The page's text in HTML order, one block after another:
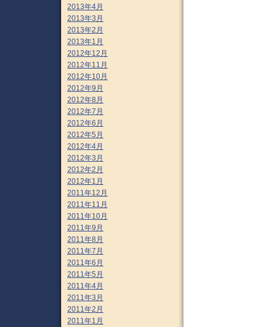
2013年4月
2013年3月
2013年2月
2013年1月
2012年12月
2012年11月
2012年10月
2012年9月
2012年8月
2012年7月
2012年6月
2012年5月
2012年4月
2012年3月
2012年2月
2012年1月
2011年12月
2011年11月
2011年10月
2011年9月
2011年8月
2011年7月
2011年6月
2011年5月
2011年4月
2011年3月
2011年2月
2011年1月